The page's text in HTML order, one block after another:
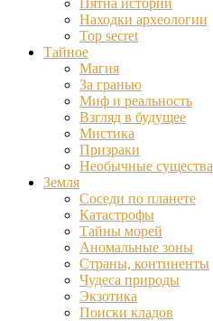
Пятна истории
Находки археологии
Top secret
Тайное
Магия
За гранью
Миф и реальность
Взгляд в будущее
Мистика
Призраки
Необычные существа
Земля
Соседи по планете
Катастрофы
Тайны морей
Аномальные зоны
Страны, континенты
Чудеса природы
Экзотика
Поиски кладов